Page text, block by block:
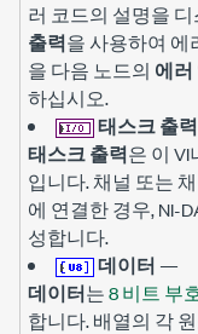
러 코드의 설명을
출력을 사용하여 에
을 다음 노드의 에러
하십시오.
태스크 출력
태스크 출력은 이
입니다. 채널 또는
에 연결한 경우, NI-
성합니다.
데이터 —
데이터는8 비트 부
합니다. 배열의 각